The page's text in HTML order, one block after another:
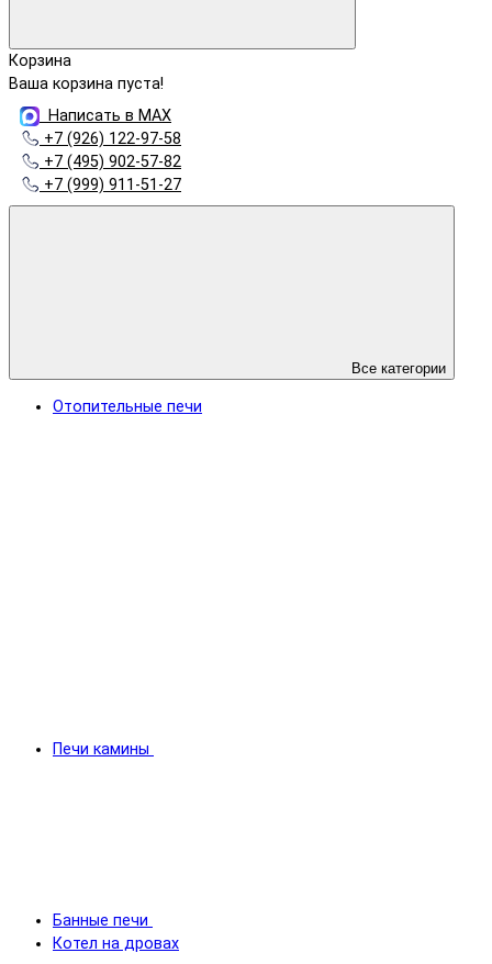
Корзина
Ваша корзина пуста!
Написать в MAX
+7 (926) 122-97-58
+7 (495) 902-57-82
+7 (999) 911-51-27
Все категории
Отопительные печи
Печи камины
Банные печи
Котел на дровах